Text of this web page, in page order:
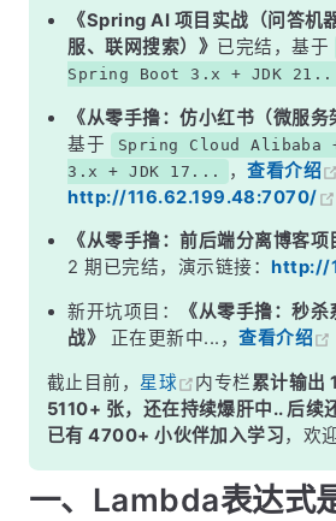
五、方法引用
《Spring AI 项目实战（问答机
服、联网搜索）》 已完结，基于
Spring Boot 3.x + JDK
《从零手撸：仿小红书（微服务
基于
Spring Cloud Alibaba
3.x + JDK 17...
，查看介绍
http://116.62.199.48:7070/
《从零手撸：前后端分离博客项
2 期已完结，演示链接： http://
新开坑项目：
《从零手撸：秒
战》
正在更新中...，查看介绍
截止目前， 星球 内专栏累计输出
5110+ 张，还在持续爆肝中.. 后续
已有 4700+ 小伙伴加入学习，欢
一、Lambda表达式